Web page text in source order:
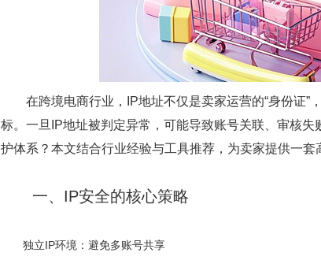
在跨境电商行业，IP地址不仅是卖家运营的“身份证”
标。一旦IP地址被判定异常，可能导致账号关联、审核
护体系？本文结合行业经验与工具推荐，为卖家提供一套
一、IP安全的核心策略
独立IP环境：避免多账号共享